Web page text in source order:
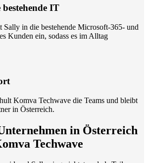
IT
in die bestehende Microsoft-365- und
Kunden ein, sodass es im Alltag
Komva Techwave die Teams und bleibt
in Österreich.
in Österreich
Techwave